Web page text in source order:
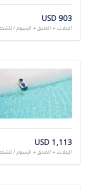
USD 903
الرحلات + الفندق + الرسوم /
USD 1,113
الرحلات + الفندق + الرسوم /